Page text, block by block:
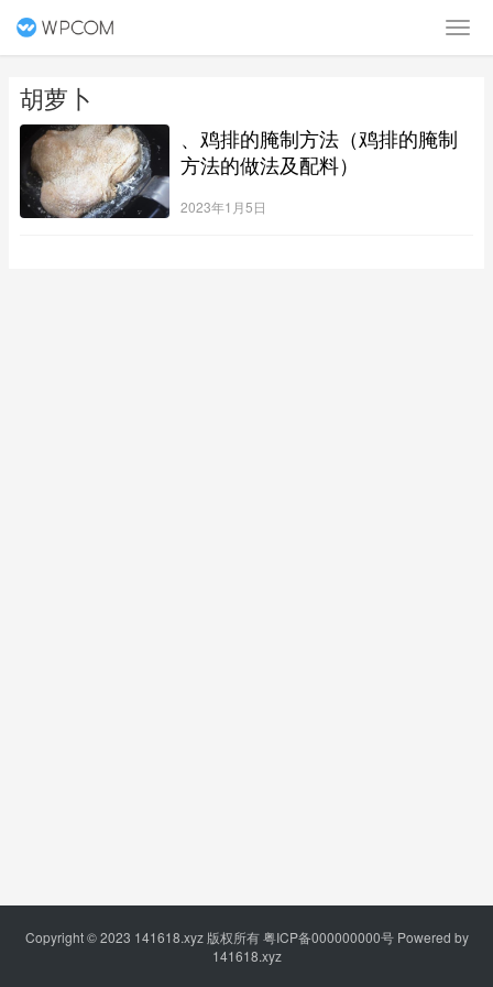
胡萝卜
、鸡排的腌制方法（鸡排的腌制
方法的做法及配料）
2023年1月5日
Copyright © 2023 141618.xyz版权所有粤ICP备000000000号Powered by
141618.xyz